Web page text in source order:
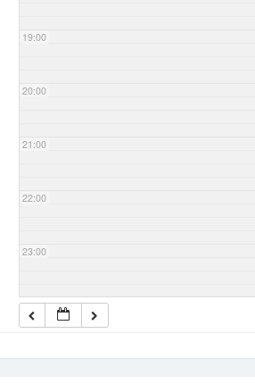
19:00
20:00
21:00
22:00
23:00